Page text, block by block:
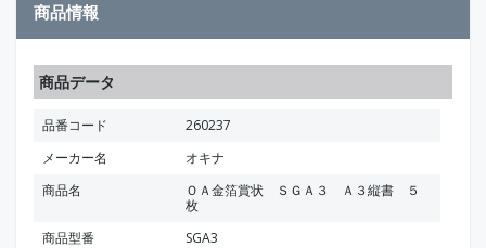
商品情報
商品データ
品番コード
260237
メーカー名
オキナ
商品名
ＯＡ金箔賞状 ＳＧＡ３ Ａ３縦書 ５
枚
商品型番
SGA3